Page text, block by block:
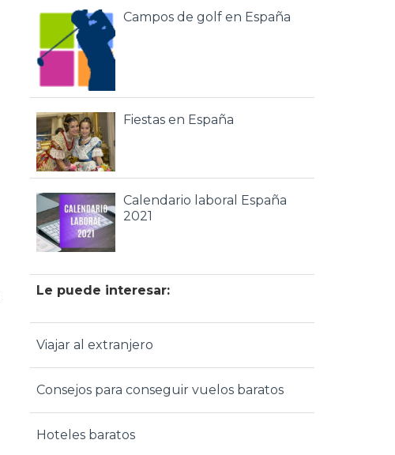
Campos de golf en España
Fiestas en España
Calendario laboral España
2021
Le puede interesar:
Viajar al extranjero
Consejos para conseguir vuelos baratos
Hoteles baratos